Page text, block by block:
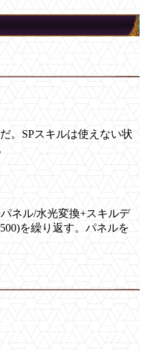
。SPスキルは使えない状
ネル/水光変換+スキルデ
を繰り返す。パネルを